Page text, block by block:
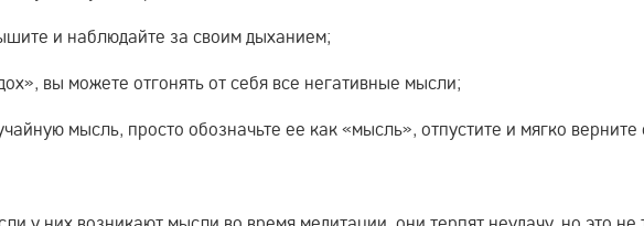
и наблюдайте за своим дыханием;
вы можете отгонять от себя все негативные мысли;
мысль, просто обозначьте ее как «мысль», отпустите и мягко верните